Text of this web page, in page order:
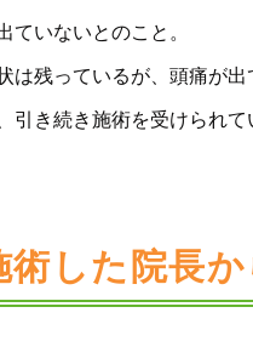
ていないとのこと。
は残っているが、頭痛が出
引き続き施術を受けられて
術した院長